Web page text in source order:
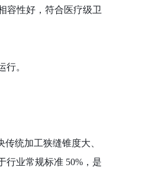
容性好，符合医疗级卫
。
统加工狭缝锥度大、
行业常规标准 50%，是